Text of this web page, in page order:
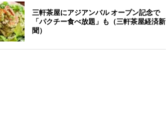
三軒茶屋にアジアンバル オープン記念で
「パクチー食べ放題」も（三軒茶屋経済新
聞）